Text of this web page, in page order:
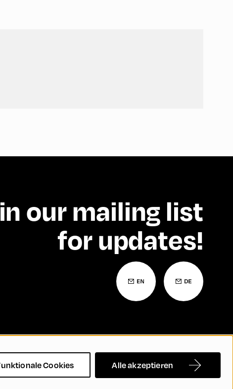
our mailing list
for updates!
FAQs
Cookie Settings
Cookies Alle akzeptieren